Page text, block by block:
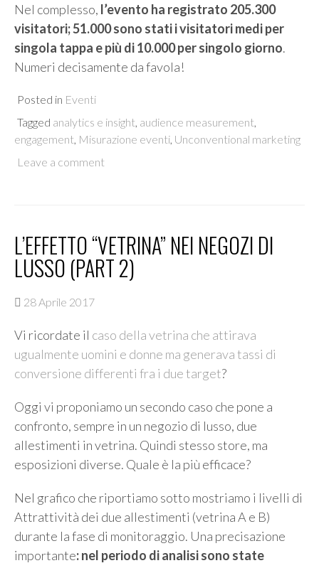
Nel complesso, l’evento ha registrato 205.300
visitatori; 51.000 sono stati i visitatori medi per
singola tappa e più di 10.000 per singolo giorno.
Numeri decisamente da favola!
Posted in Eventi
Tagged analytics e insight audience measurement
engagement Misurazione eventi Unconventional marketing
Leave a comment
L’EFFETTO “VETRINA” NEI NEGOZI DI
LUSSO (PART 2)
28 Aprile 2017
Vi ricordate il caso della vetrina che attirava
ugualmente uomini e donne ma generava tassi di
conversione differenti fra i due target?
Oggi vi proponiamo un secondo caso che pone a
confronto, sempre in un negozio di lusso, due
allestimenti in vetrina. Quindi stesso store, ma
esposizioni diverse. Quale è la più efficace?
Nel grafico che riportiamo sotto mostriamo i livelli di
Attrattività dei due allestimenti (vetrina A e B)
durante la fase di monitoraggio. Una precisazione
importante: nel periodo di analisi sono state